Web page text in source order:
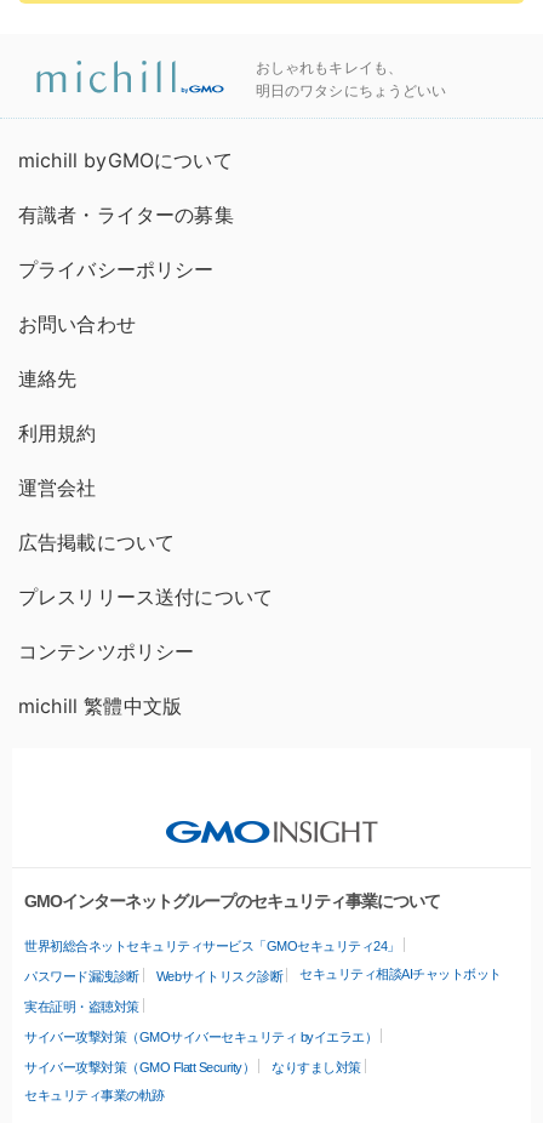
おしゃれもキレイも、
明日のワタシにちょうどいい
michill byGMOについて
有識者・ライターの募集
プライバシーポリシー
お問い合わせ
連絡先
利用規約
運営会社
広告掲載について
プレスリリース送付について
コンテンツポリシー
michill 繁體中文版
GMOインターネットグループのセキュリティ事業について
世界初総合ネットセキュリティサービス「GMOセキュリティ24」
パスワード漏洩診断 Webサイトリスク診断 セキュリティ相談AIチャットボット
実在証明・盗聴対策
サイバー攻撃対策（GMOサイバーセキュリティ byイエラエ）
サイバー攻撃対策（GMO Flatt Security）
なりすまし対策
セキュリティ事業の軌跡